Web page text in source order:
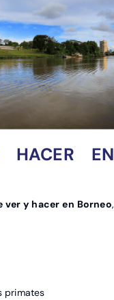
EN
ver y hacer en Borneo,
primates